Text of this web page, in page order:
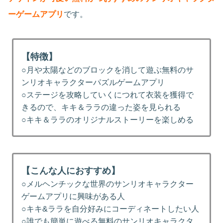
ーゲームアプリ です。
【特徴】
○月や太陽などのブロックを消して遊ぶ無料のサ
ンリオキャラクターパズルゲームアプリ
○ステージを攻略していくにつれて衣装を獲得で
きるので、キキ＆ララの違った姿を見られる
○キキ＆ララのオリジナルストーリーを楽しめる
【こんな人におすすめ】
○メルヘンチックな世界のサンリオキャラクター
ゲームアプリに興味がある人
○キキ&ララを自分好みにコーディネートしたい人
○誰でも簡単に遊べる無料のサンリオキャラクタ